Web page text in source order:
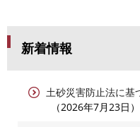
新着情報
土砂災害防止法に基
2026年7月23日